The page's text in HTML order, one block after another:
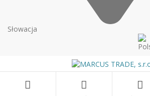
Słowacja